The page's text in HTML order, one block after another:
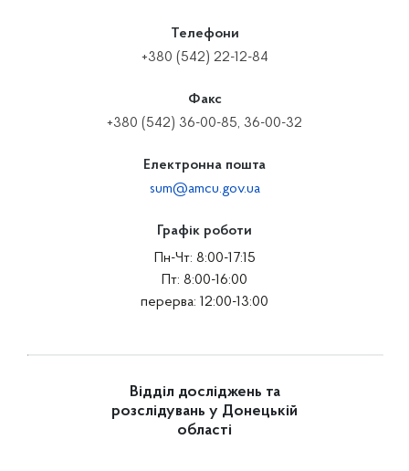
Телефони
+380 (542) 22-12-84
Факс
+380 (542) 36-00-85, 36-00-32
Електронна пошта
sum@amcu.gov.ua
Графік роботи
Пн-Чт: 8:00-17:15
Пт: 8:00-16:00
перерва: 12:00-13:00
Відділ досліджень та
розслідувань у Донецькій
області